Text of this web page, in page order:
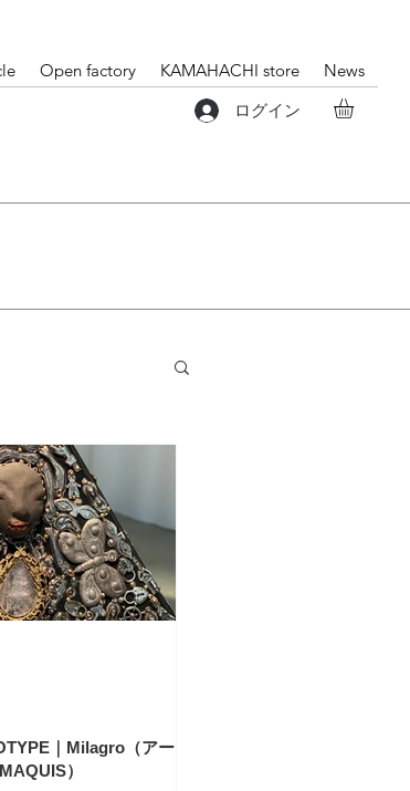
Open factory KAMAHACHI store News
ログイン
｜Milagro（アート
）